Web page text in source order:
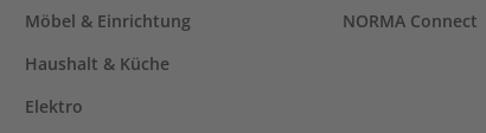
Möbel & Einrichtung
Haushalt & Küche
Elektro
NORMA Connect